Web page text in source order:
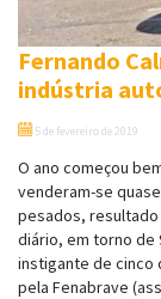
Fernando
indústria
5 de fevereiro de 2019
O ano começou
venderam-se
pesados, resultado
diário, em torno de
instigante de cinco
pela Fenabrave